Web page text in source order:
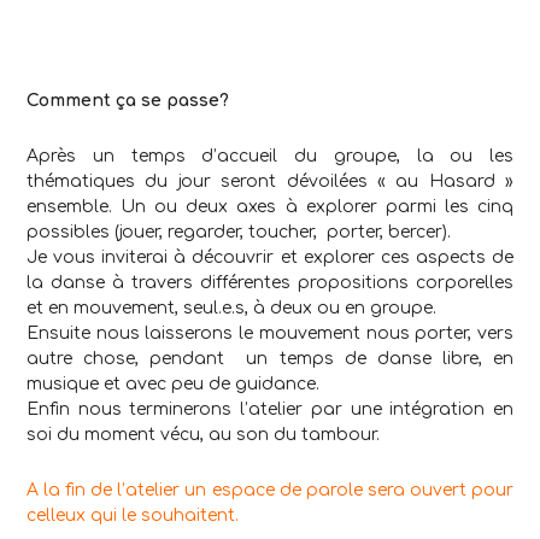
Comment ça se passe?
Après un temps d’accueil du groupe, la ou les
thématiques du jour seront dévoilées « au Hasard »
ensemble. Un ou deux axes à explorer parmi les cinq
possibles (jouer, regarder, toucher, porter, bercer).
Je vous inviterai à découvrir et explorer ces aspects de
la danse à travers différentes propositions corporelles
et en mouvement, seul.e.s, à deux ou en groupe.
Ensuite nous laisserons le mouvement nous porter, vers
autre chose, pendant un temps de danse libre, en
musique et avec peu de guidance.
Enfin nous terminerons l’atelier par une intégration en
soi du moment vécu, au son du tambour.
A la fin de l’atelier un espace de parole sera ouvert pour
celleux qui le souhaitent.